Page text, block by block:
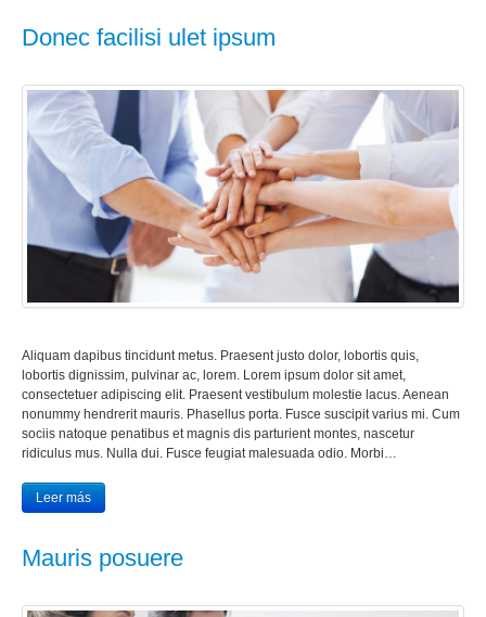
Donec facilisi ulet ipsum
Aliquam dapibus tincidunt metus. Praesent justo dolor, lobortis quis,
lobortis dignissim, pulvinar ac, lorem. Lorem ipsum dolor sit amet,
consectetuer adipiscing elit. Praesent vestibulum molestie lacus. Aenean
nonummy hendrerit mauris. Phasellus porta. Fusce suscipit varius mi. Cum
sociis natoque penatibus et magnis dis parturient montes, nascetur
ridiculus mus. Nulla dui. Fusce feugiat malesuada odio. Morbi…
Leer más
Mauris posuere